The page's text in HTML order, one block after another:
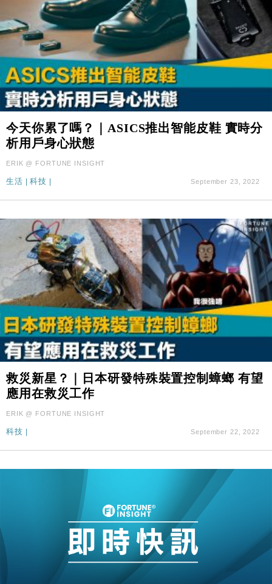
今天你累了嗎？｜ASICS推出智能皮鞋 實時分
析用戶身心狀態
ERIK @ FORTUNE INSIGHT
生活 |科技 September 23, 2022
救災新星？｜日本研發特殊裝置控制蟑螂 有望
應用在救災工作
ERIK @ FORTUNE INSIGHT
科技 | September 22, 2022